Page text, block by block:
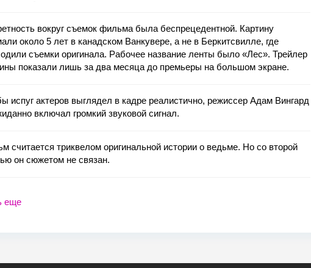
вокруг съемок фильма была беспрецедентной. Картину
около 5 лет в канадском Ванкувере, а не в Беркитсвилле, где
съемки оригинала. Рабочее название ленты было «Лес». Трейлер
показали лишь за два месяца до премьеры на большом экране.
испуг актеров выглядел в кадре реалистично, режиссер Адам Вингард
включал громкий звуковой сигнал.
считается триквелом оригинальной истории о ведьме. Но со второй
он сюжетом не связан.
еще